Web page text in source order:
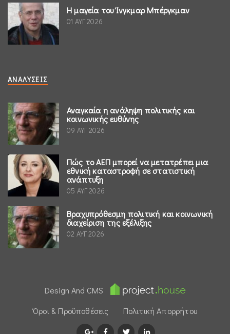
Η μαγεία του Ίνγκμαρ Μπέργκμαν
01 ΑΥΓ 2026
ΑΝΑΛΎΣΕΙΣ
Αναγκαία η ανάληψη πολιτικής και
κοινωνικής ευθύνης
09 ΑΥΓ 2026
Πώς το ΑΕΠ μπορεί να μετατρέπει μια
εθνική καταστροφή σε στατιστική
ανάπτυξη
05 ΑΥΓ 2026
Βραχυπρόθεσμη πολιτική και κοινωνική
διαχείριση της εξέλιξης
02 ΑΥΓ 2026
Design And CMS
Όροι & Προϋποθέσεις
Πολιτική Απορρήτου